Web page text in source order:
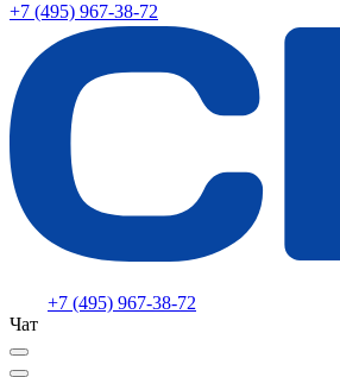
+7 (495) 967-38-72
+7 (495) 967-38-72
Чат